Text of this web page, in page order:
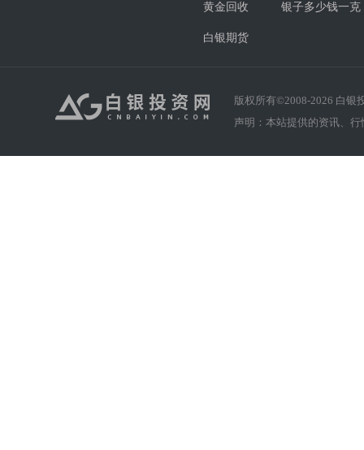
黄金回收 银子多少钱一克
白银期货
版权所有©2008-2026 白银
声明：本站提供的资讯、